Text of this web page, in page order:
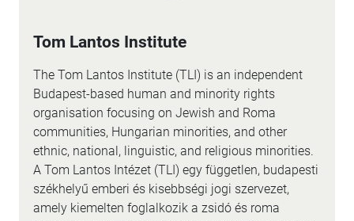
Tom Lantos Institute
The Tom Lantos Institute (TLI) is an independent
Budapest-based human and minority rights
organisation focusing on Jewish and Roma
communities, Hungarian minorities, and other
ethnic, national, linguistic, and religious minorities.
A Tom Lantos Intézet (TLI) egy független, budapesti
székhelyű emberi és kisebbségi jogi szervezet,
amely kiemelten foglalkozik a zsidó és roma